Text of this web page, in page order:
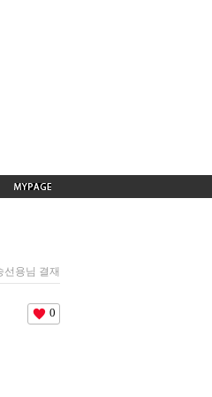
선용님 결재
0